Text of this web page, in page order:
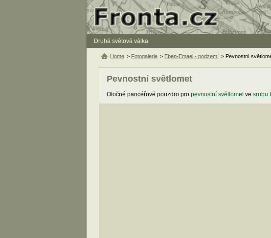
Druhá světová válka
Pevnostní světlomet
Otočné pancéřové pouzdro pro pevnostní světlometve srubu
Home > Fotogalerie > Eben-Emael - podzemí > Pevnostní